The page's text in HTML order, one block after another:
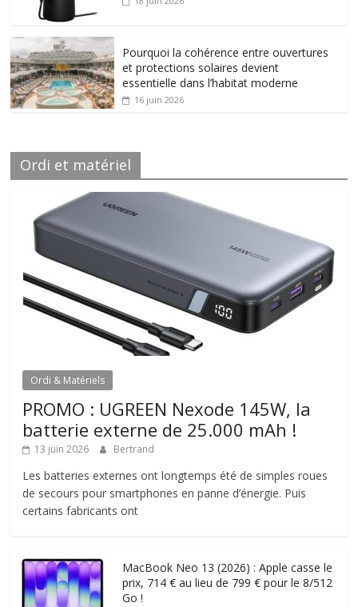
Pourquoi la cohérence entre ouvertures
et protections solaires devient
essentielle dans l’habitat moderne
16 juin 2026
Ordi et matériel
Ordi & Matériels
PROMO : UGREEN Nexode 145W, la
batterie externe de 25.000 mAh !
13 juin 2026 Bertrand
Les batteries externes ont longtemps été de simples roues
de secours pour smartphones en panne d’énergie. Puis
certains fabricants ont
MacBook Neo 13 (2026) : Apple casse le
prix, 714 € au lieu de 799 € pour le 8/512
Go !